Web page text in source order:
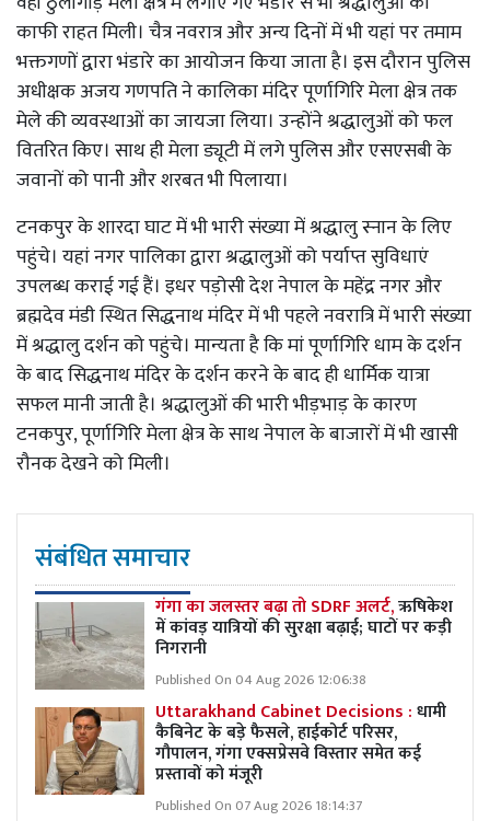
काफी राहत मिली। चैत्र नवरात्र और अन्य दिनों में भी यहां पर तमाम
भक्तगणों द्वारा भंडारे का आयोजन किया जाता है। इस दौरान पुलिस
अधीक्षक अजय गणपति ने कालिका मंदिर पूर्णागिरि मेला क्षेत्र तक
मेले की व्यवस्थाओं का जायजा लिया। उन्होंने श्रद्धालुओं को फल
वितरित किए। साथ ही मेला ड्यूटी में लगे पुलिस और एसएसबी के
जवानों को पानी और शरबत भी पिलाया।
टनकपुर के शारदा घाट में भी भारी संख्या में श्रद्धालु स्नान के लिए
पहुंचे। यहां नगर पालिका द्वारा श्रद्धालुओं को पर्याप्त सुविधाएं
उपलब्ध कराई गई हैं। इधर पड़ोसी देश नेपाल के महेंद्र नगर और
ब्रह्मदेव मंडी स्थित सिद्धनाथ मंदिर में भी पहले नवरात्रि में भारी संख्या
में श्रद्धालु दर्शन को पहुंचे। मान्यता है कि मां पूर्णागिरि धाम के दर्शन
के बाद सिद्धनाथ मंदिर के दर्शन करने के बाद ही धार्मिक यात्रा
सफल मानी जाती है। श्रद्धालुओं की भारी भीड़भाड़ के कारण
टनकपुर, पूर्णागिरि मेला क्षेत्र के साथ नेपाल के बाजारों में भी खासी
रौनक देखने को मिली।
संबंधित समाचार
गंगा का जलस्तर बढ़ा तो SDRF अलर्ट,ऋषिकेश
में कांवड़ यात्रियों की सुरक्षा बढ़ाई; घाटों पर कड़ी
निगरानी
Published On 04 Aug 2026 12:06:38
Uttarakhand Cabinet Decisions :धामी
कैबिनेट के बड़े फैसले, हाईकोर्ट परिसर,
गौपालन, गंगा एक्सप्रेसवे विस्तार समेत कई
प्रस्तावों को मंजूरी
Published On 07 Aug 2026 18:14:37